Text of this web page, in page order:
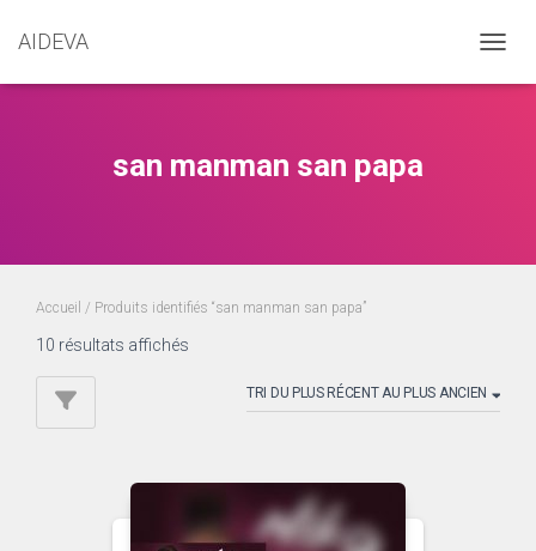
AIDEVA
san manman san papa
Accueil / Produits identifiés “san manman san papa”
10 résultats affichés